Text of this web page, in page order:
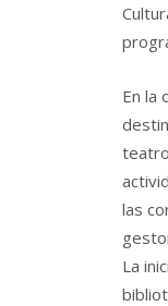
En la
las
La